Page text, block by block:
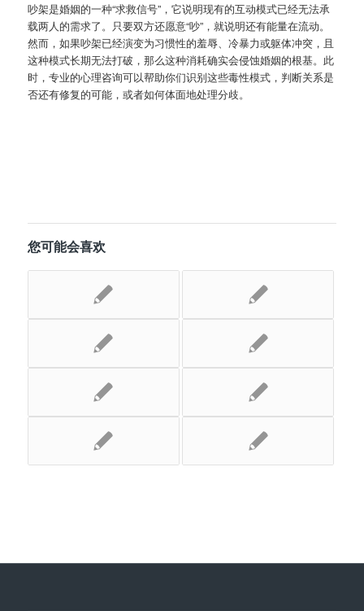
吵架是婚姻的一种“求救信号”，它说明现有的互动模式已经无法承
载两人的需求了。只要双方还愿意“吵”，就说明还有能量在流动。
然而，如果吵架已经演变为习惯性的羞辱、冷暴力或躯体冲突，且
这种模式长期无法打破，那么这种消耗确实会侵蚀婚姻的根基。此
时，专业的心理咨询可以帮助你们识别这些毒性模式，判断关系是
否还有修复的可能，或者如何体面地处理分歧。
您可能会喜欢